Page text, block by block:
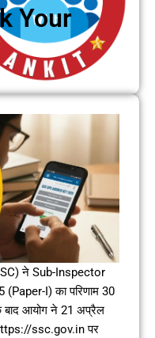
Your
ने Sub-Inspector
(Paper-I) का परिणाम 30
बाद आयोग ने 21 अप्रैल
ssc.gov.in पर